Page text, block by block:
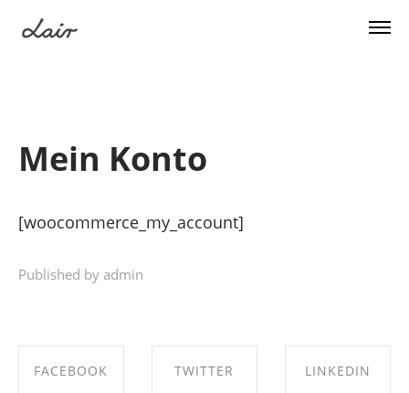
Mein Konto
[woocommerce_my_account]
Published by admin
FACEBOOK TWITTER LINKEDIN